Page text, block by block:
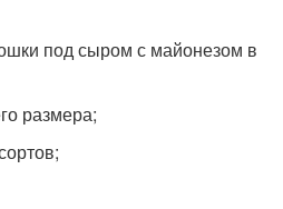
под сыром с майонезом в
размера;